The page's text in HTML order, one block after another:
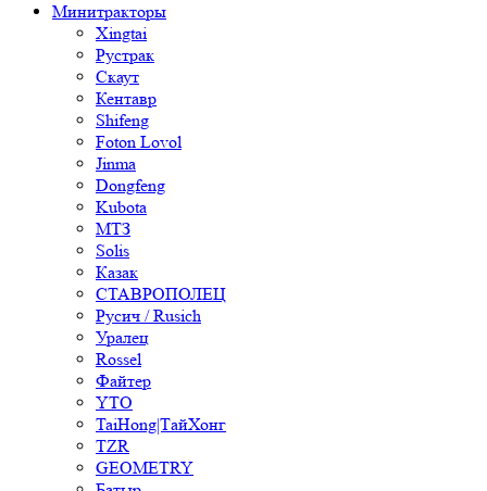
Минитракторы
Xingtai
Рустрак
Скаут
Кентавр
Shifeng
Foton Lovol
Jinma
Dongfeng
Kubota
МТЗ
Solis
Казак
СТАВРОПОЛЕЦ
Русич / Rusich
Уралец
Rossel
Файтер
YTO
TaiHong|ТайХонг
TZR
GEOMETRY